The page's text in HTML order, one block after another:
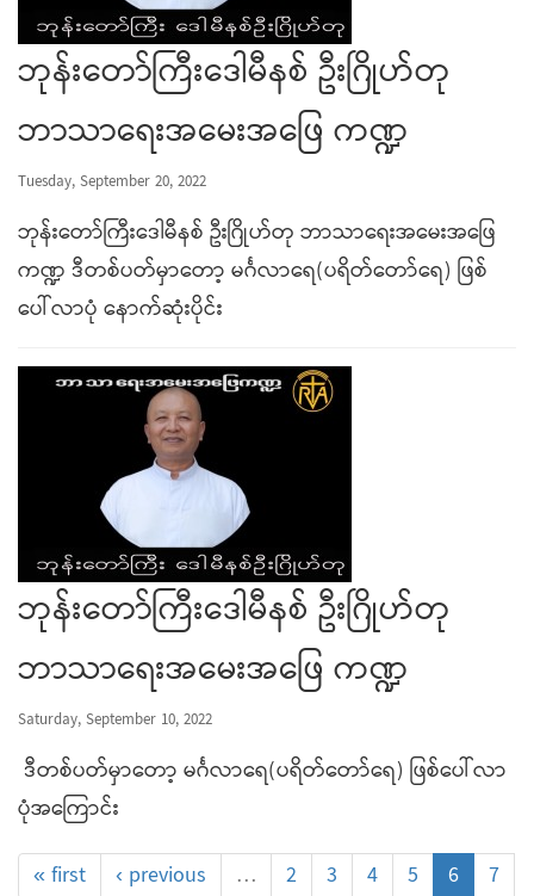
ဘုန်းတော်ကြီးဒေါမီနစ် ဦးဂြိုဟ်တု
ဘာသာရေးအမေးအဖြေ ကဏ္ဍ
Tuesday, September 20, 2022
ဘုန်းတော်ကြီးဒေါမီနစ် ဦးဂြိုဟ်တု ဘာသာရေးအမေးအဖြေ
ကဏ္ဍ ဒီတစ်ပတ်မှာတော့ မင်္ဂလာရေ(ပရိတ်တော်ရေ) ဖြစ်
ပေါ်လာပုံ နောက်ဆုံးပိုင်း
ဘုန်းတော်ကြီးဒေါမီနစ် ဦးဂြိုဟ်တု
ဘာသာရေးအမေးအဖြေ ကဏ္ဍ
Saturday, September 10, 2022
ဒီတစ်ပတ်မှာတော့ မင်္ဂလာရေ(ပရိတ်တော်ရေ) ဖြစ်ပေါ်လာ
ပုံအကြောင်း
« first
‹ previous … 2 3 4 5 6
7